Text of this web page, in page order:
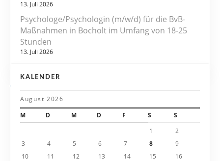
a
13. Juli 2026
Psychologe/Psychologin (m/w/d) für die BvB-
Maßnahmen in Bocholt im Umfang von 18-25
Stunden
13. Juli 2026
KALENDER
August 2026
M
D M D F S
S
1
2
3
4 5 6 7 8
9
10
11 12 13 14 15
16